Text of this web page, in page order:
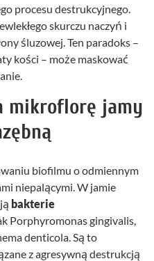
procesu destrukcyjnego.
skurczu naczyń i
śluzowej. Ten paradoks –
kości – może maskować
mikroflorę jamy
biofilmu o odmiennym
niepalącymi. W jamie
bakterie
Porphyromonas gingivalis,
denticola. Są to
z agresywną destrukcją